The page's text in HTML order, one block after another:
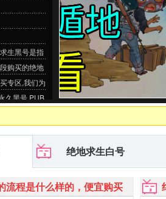
生黑号是指
购买的绝地
专区,我们为
久黑号,PUB
绝地求生白号
流程是什么样的，便宜购买